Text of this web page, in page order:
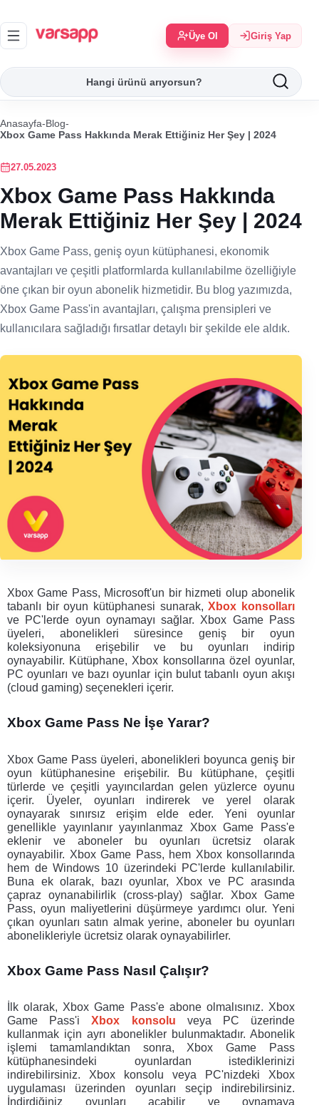
Üye Ol Giriş Yap
Anasayfa-Blog-
Xbox Game Pass Hakkında Merak Ettiğiniz Her Şey | 2024
27.05.2023
Xbox Game Pass Hakkında
Merak Ettiğiniz Her Şey | 2024
Xbox Game Pass, geniş oyun kütüphanesi, ekonomik
avantajları ve çeşitli platformlarda kullanılabilme özelliğiyle
öne çıkan bir oyun abonelik hizmetidir. Bu blog yazımızda,
Xbox Game Pass'in avantajları, çalışma prensipleri ve
kullanıcılara sağladığı fırsatlar detaylı bir şekilde ele aldık.
Xbox Game Pass, Microsoft'un bir hizmeti olup abonelik
tabanlı bir oyun kütüphanesi sunarak,
ve PC'lerde oyun oynamayı sağlar. Xbox Game Pass
üyeleri, abonelikleri süresince geniş bir oyun
koleksiyonuna erişebilir ve bu oyunları indirip
oynayabilir. Kütüphane, Xbox konsollarına özel oyunlar,
PC oyunları ve bazı oyunlar için bulut tabanlı oyun akışı
(cloud gaming) seçenekleri içerir.
Xbox Game Pass Ne İşe Yarar?
Xbox Game Pass üyeleri, abonelikleri boyunca geniş bir
oyun kütüphanesine erişebilir. Bu kütüphane, çeşitli
türlerde ve çeşitli yayıncılardan gelen yüzlerce oyunu
içerir. Üyeler, oyunları indirerek ve yerel olarak
oynayarak sınırsız erişim elde eder. Yeni oyunlar
genellikle yayınlanır yayınlanmaz Xbox Game Pass'e
eklenir ve aboneler bu oyunları ücretsiz olarak
oynayabilir. Xbox Game Pass, hem Xbox konsollarında
hem de Windows 10 üzerindeki PC'lerde kullanılabilir.
Buna ek olarak, bazı oyunlar, Xbox ve PC arasında
çapraz oynanabilirlik (cross-play) sağlar. Xbox Game
Pass, oyun maliyetlerini düşürmeye yardımcı olur. Yeni
çıkan oyunları satın almak yerine, aboneler bu oyunları
abonelikleriyle ücretsiz olarak oynayabilirler.
Xbox Game Pass Nasıl Çalışır?
İlk olarak, Xbox Game Pass'e abone olmalısınız. Xbox
Game Pass'i Xbox konsolu veya PC üzerinde
kullanmak için ayrı abonelikler bulunmaktadır. Abonelik
işlemi tamamlandıktan sonra, Xbox Game Pass
kütüphanesindeki oyunlardan istediklerinizi
indirebilirsiniz. Xbox konsolu veya PC'nizdeki Xbox
uygulaması üzerinden oyunları seçip indirebilirsiniz.
İndirdiğiniz oyunları açabilir ve oynamaya